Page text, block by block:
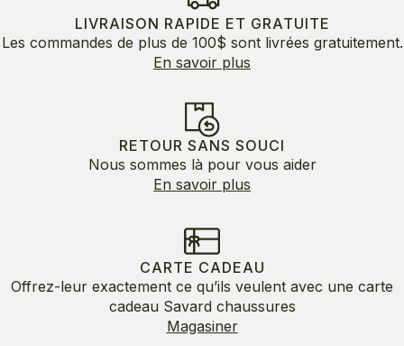
LIVRAISON RAPIDE ET GRATUITE
Les commandes de plus de 100$ sont livrées gratuitement.
En savoir plus
RETOUR SANS SOUCI
Nous sommes là pour vous aider
En savoir plus
CARTE CADEAU
Offrez-leur exactement ce qu’ils veulent avec une carte
cadeau Savard chaussures
Magasiner